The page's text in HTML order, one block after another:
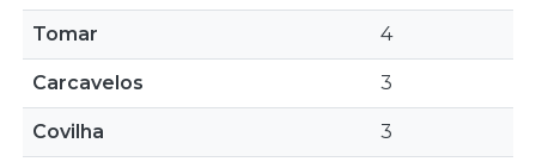
Tomar 4
Carcavelos 3
Covilha 3